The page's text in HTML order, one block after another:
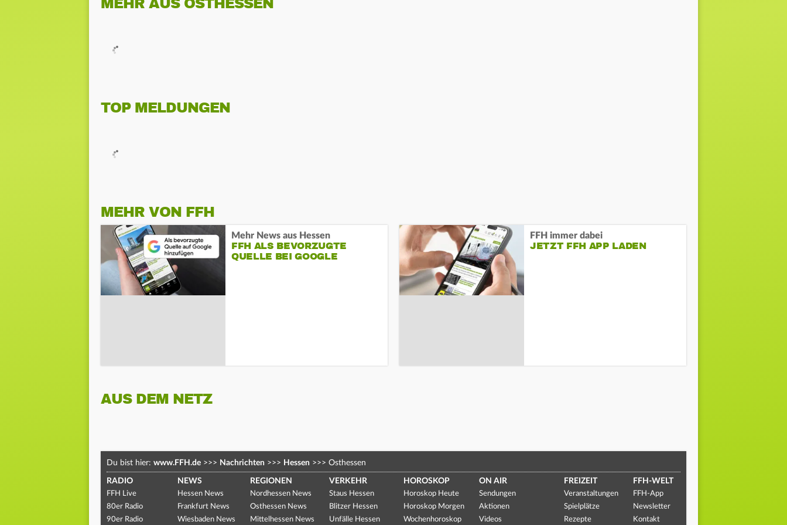
MEHR AUS OSTHESSEN
TOP MELDUNGEN
MEHR VON FFH
Mehr News aus Hessen
FFH ALS BEVORZUGTE
QUELLE BEI GOOGLE
FFH immer dabei
JETZT FFH APP LADEN
AUS DEM NETZ
Du bist hier: www.FFH.de >>> Nachrichten >>> Hessen >>> Osthessen
RADIO
FFH Live
80er Radio
90er Radio
NEWS
Hessen News
Frankfurt News
Wiesbaden News
REGIONEN
Nordhessen News
Osthessen News
Mittelhessen News
VERKEHR
Staus Hessen
Blitzer Hessen
Unfälle Hessen
HOROSKOP
Horoskop Heute
Horoskop Morgen
Wochenhoroskop
ON AIR
Sendungen
Aktionen
Videos
FREIZEIT
Veranstaltungen
Spielplätze
Rezepte
FFH-WELT
FFH-App
Newsletter
Kontakt